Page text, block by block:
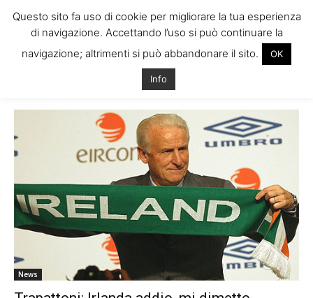
Tag: campionato calcio irlandese
News
Questo sito fa uso di cookie per migliorare la tua esperienza
di navigazione. Accettando l’uso si può continuare la
navigazione; altrimenti si può abbandonare il sito.
OK
Info